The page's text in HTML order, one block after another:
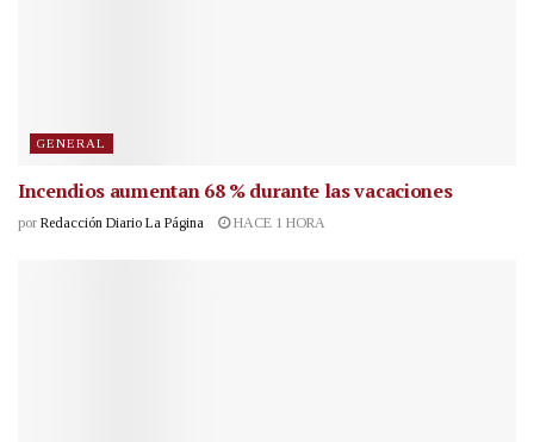
GENERAL
Incendios aumentan 68 % durante las vacaciones
por Redacción Diario La Página HACE 1 HORA